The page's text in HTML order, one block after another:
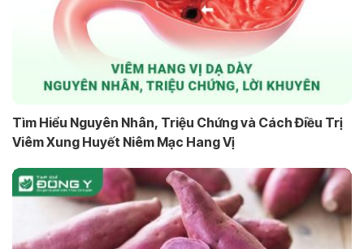
Tìm Hiểu Nguyên Nhân, Triệu Chứng và Cách Điều Trị
Viêm Xung Huyết Niêm Mạc Hang Vị